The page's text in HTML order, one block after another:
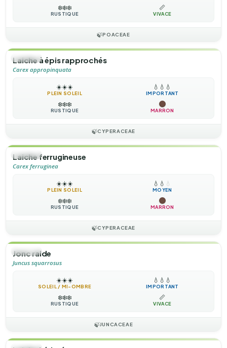
❄️❄️❄️
RUSTIQUE
📏
VIVACE
🍃POACEAE
🌿HERBE
Laiche à épis rapprochés
Carex appropinquata
☀️☀️☀️
PLEIN SOLEIL
💧 💧 💧
IMPORTANT
❄️❄️❄️
RUSTIQUE MARRON
🍃CYPERACEAE
🌿HERBE
Laiche ferrugineuse
Carex ferruginea
☀️☀️☀️
PLEIN SOLEIL
💧 💧 💧
MOYEN
❄️❄️❄️
RUSTIQUE MARRON
🍃CYPERACEAE
🌿HERBE
Jonc raide
Juncus squarrosus
☀️☀️☀️
SOLEIL / MI-OMBRE
💧 💧 💧
IMPORTANT
❄️❄️❄️
RUSTIQUE
📏
VIVACE
🍃JUNCACEAE